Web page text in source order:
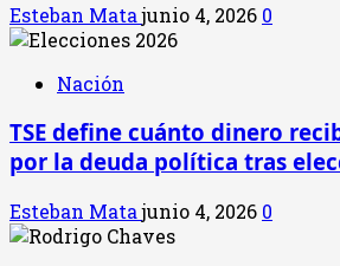
Esteban Matajunio 4, 2026 0
Nación
TSE define cuánto dinero
por la deuda política tras
Esteban Matajunio 4, 2026 0